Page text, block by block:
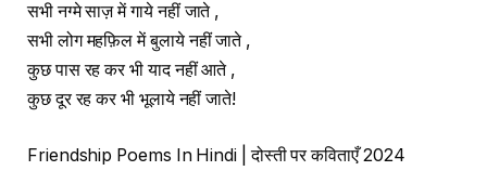
सभी नग्मे साज़ में गाये नहीं जाते ,
सभी लोग महफ़िल में बुलाये नहीं जाते ,
कुछ पास रह कर भी याद नहीं आते ,
कुछ दूर रह कर भी भूलाये नहीं जाते!
Friendship Poems In Hindi | दोस्ती पर कविताएँ 2024